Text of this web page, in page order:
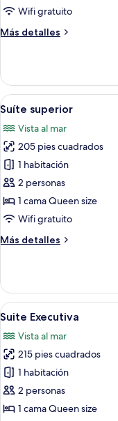
Wifi gratuito
Más detalles
Más
Panoramica
Abrir
todas
las
fotos
de
Suíte
superior
5
Suíte superior
Vista al mar
205 pies cuadrados
1 habitación
2 personas
1 cama Queen size
Wifi gratuito
Más detalles
Más
superior
Abrir
todas
las
fotos
de
Suite
Executiva
5
Suite Executiva
Vista al mar
215 pies cuadrados
1 habitación
2 personas
1 cama Queen size